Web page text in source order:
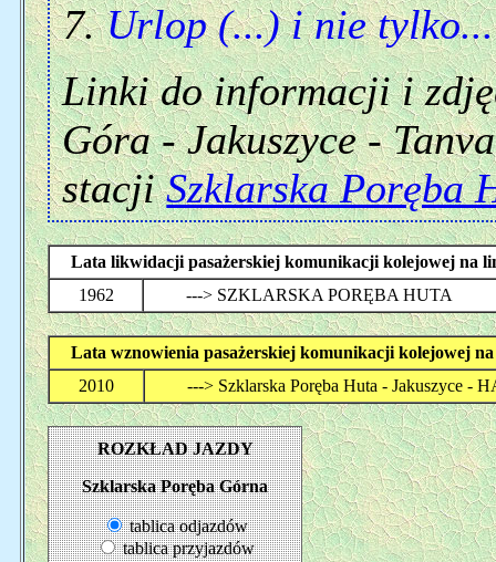
Urlop (...) i nie tylko...
Linki do informacji i
Góra - Jakuszyce -
stacjiSzklarska Poręba
Lata likwidacji pasażerskiej komunikacji kolejowej na
1962
---> SZKLARSKA PORĘBA HUTA
Lata wznowienia pasażerskiej komunikacji kolejowej
2010
---> Szklarska Poręba Huta - Jakuszyce -
ROZKŁAD JAZDY
Szklarska Poręba Górna
tablica odjazdów
tablica przyjazdów